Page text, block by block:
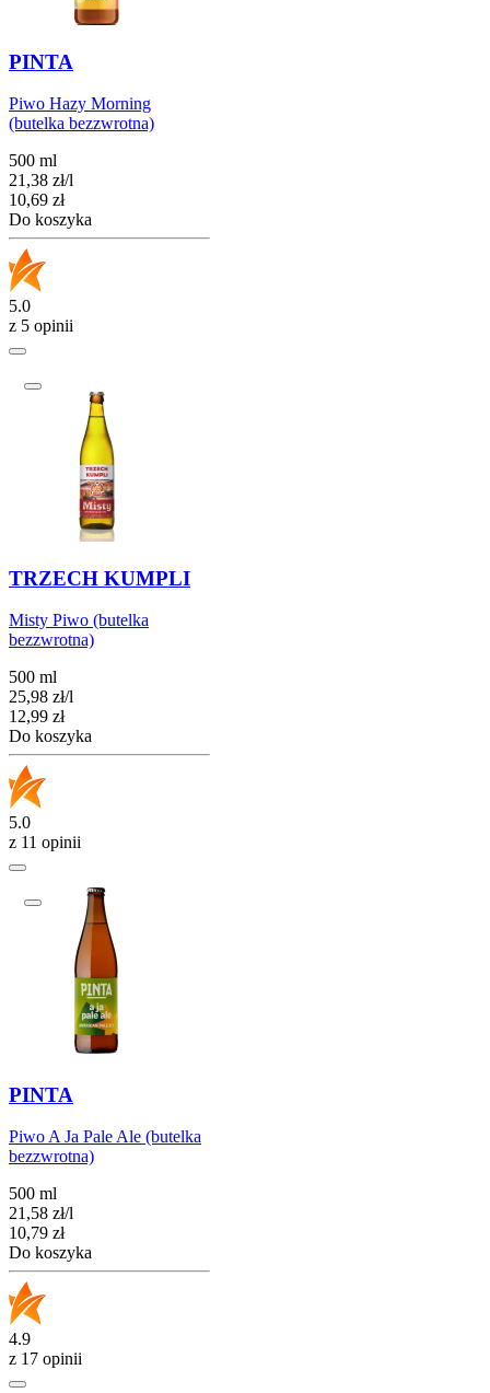
PINTA
Piwo Hazy Morning
(butelka bezzwrotna)
500 ml
21,38 zł/l
Cena
10,69 zł
Do koszyka
5.0
z 5 opinii
TRZECH KUMPLI
Misty Piwo (butelka
bezzwrotna)
500 ml
25,98 zł/l
Cena
12,99 zł
Do koszyka
5.0
z 11 opinii
PINTA
Piwo A Ja Pale Ale (butelka
bezzwrotna)
500 ml
21,58 zł/l
Cena
10,79 zł
Do koszyka
4.9
z 17 opinii